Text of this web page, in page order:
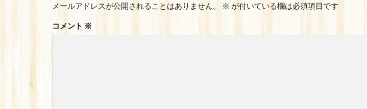
メールアドレスが公開されることはありません。 ※ が付いている欄は必須項目です
コメント ※